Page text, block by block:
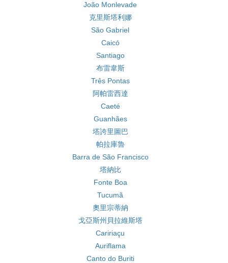
João Monlevade
克里斯塔利娜
São Gabriel
Caicó
Santiago
布雷韋斯
Três Pontas
阿帕雷西達
Caeté
Guanhães
塔誇里圖巴
帕拉庫魯
Barra de São Francisco
塔納比
Fonte Boa
Tucumã
奧里宗蒂納
戈亞斯州貝拉維斯塔
Caririaçu
Auriflama
Canto do Buriti